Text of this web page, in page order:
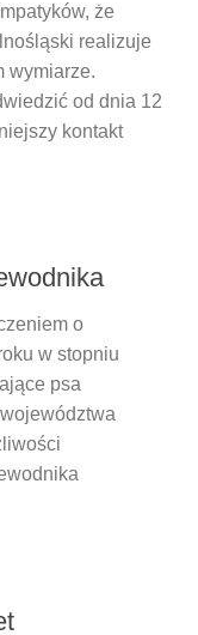
że
realizuje
wymiarze.
od dnia 12
kontakt
o
w stopniu
psa